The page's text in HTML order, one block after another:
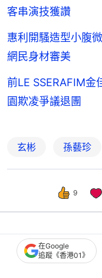
客串演技獲讚
惠利開騷造型小腹
網民身材審美
前LE SSERAFIM
園欺凌爭議退團
玄彬 孫藝珍
9
娛樂 即時娛樂
甄敏芳被玄
在Google
追蹤《香港01》